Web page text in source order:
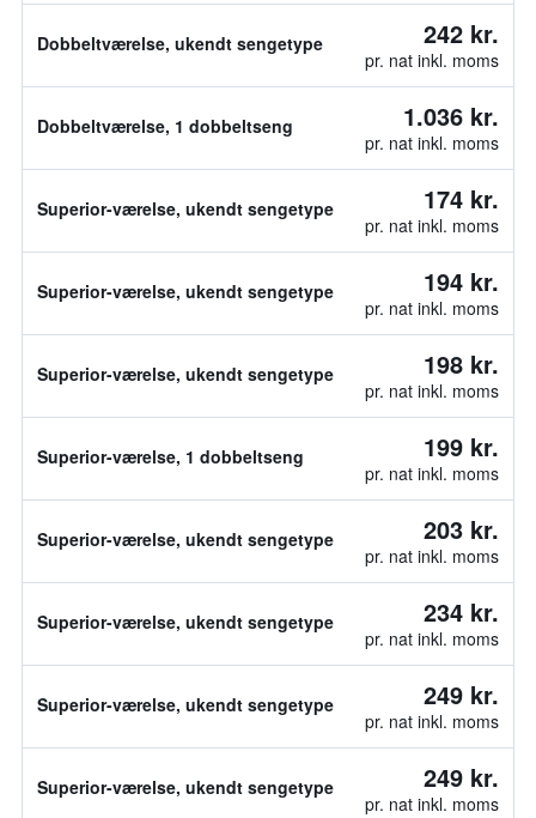
Dobbeltværelse, ukendt sengetype 242 kr.
pr. nat inkl. moms
Dobbeltværelse, 1 dobbeltseng 1.036 kr.
pr. nat inkl. moms
Superior-værelse, ukendt sengetype 174 kr.
pr. nat inkl. moms
Superior-værelse, ukendt sengetype 194 kr.
pr. nat inkl. moms
Superior-værelse, ukendt sengetype 198 kr.
pr. nat inkl. moms
Superior-værelse, 1 dobbeltseng 199 kr.
pr. nat inkl. moms
Superior-værelse, ukendt sengetype 203 kr.
pr. nat inkl. moms
Superior-værelse, ukendt sengetype 234 kr.
pr. nat inkl. moms
Superior-værelse, ukendt sengetype 249 kr.
pr. nat inkl. moms
Superior-værelse, ukendt sengetype 249 kr.
pr. nat inkl. moms